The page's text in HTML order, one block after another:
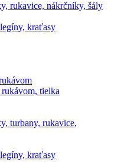
rukavice, nákrčníky, šály
kraťasy
tielka
turbany, rukavice,
kraťasy